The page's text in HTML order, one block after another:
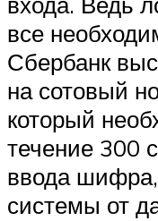
все
Сбербанк
на сотовый
который
течение 300
ввода шифра,
системы от